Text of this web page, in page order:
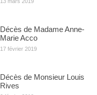
Décès de Madame Anne-
Marie Acco
17 février 2019
Décès de Monsieur Louis
Rives